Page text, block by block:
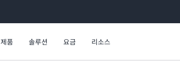
제품 솔루션 요금 리소스